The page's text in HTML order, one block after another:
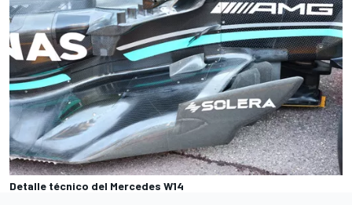
Detalle técnico del Mercedes W14